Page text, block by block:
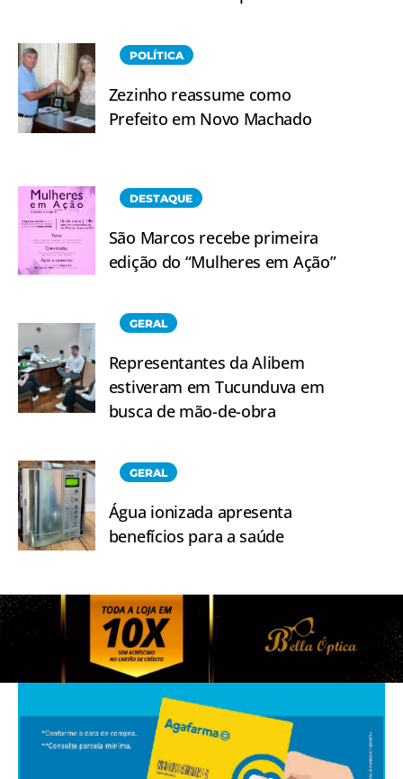
POLÍTICA
Zezinho reassume como
Prefeito em Novo Machado
DESTAQUE
São Marcos recebe primeira
edição do “Mulheres em Ação”
GERAL
Representantes da Alibem
estiveram em Tucunduva em
busca de mão-de-obra
GERAL
Água ionizada apresenta
benefícios para a saúde